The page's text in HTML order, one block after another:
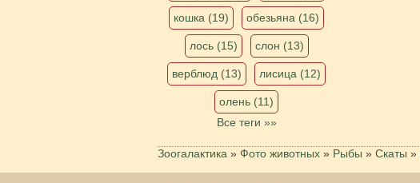
кошка (19) обезьяна (16)
лось (15) слон (13)
верблюд (13) лисица (12)
олень (11)
Все теги »»
Зоогалактика » Фото животных » Рыбы » Скаты »